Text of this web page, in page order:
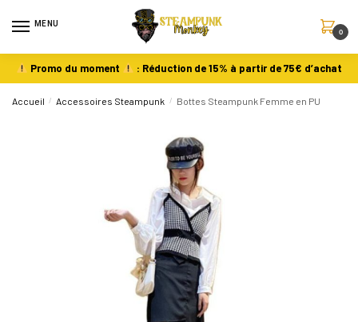
MENU
0
Promo du moment : Réduction de 15% à partir de 75€ d’achat
Accueil / Accessoires Steampunk / Bottes Steampunk Femme en PU